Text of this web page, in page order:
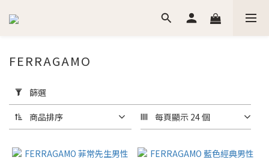
用
篩
選
(0/20)
FERRAGAMO
篩選
商品排序 每頁顯示 24 個